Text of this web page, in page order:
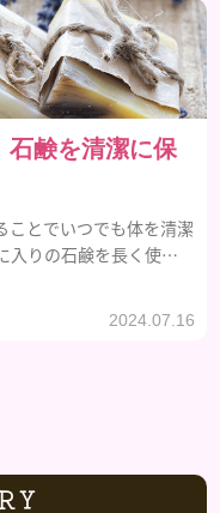
石鹸を清潔に保
ことでいつでも体を清潔
入りの石鹸を長く使い
2024.07.16